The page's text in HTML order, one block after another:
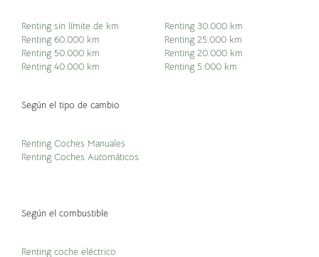
Renting sin límite de km
Renting 60.000 km
Renting 50.000 km
Renting 40.000 km
Renting 30.000 km
Renting 25.000 km
Renting 20.000 km
Renting 5.000 km
Según el tipo de cambio
Renting Coches Manuales
Renting Coches Automáticos
Según el combustible
Renting coche eléctrico